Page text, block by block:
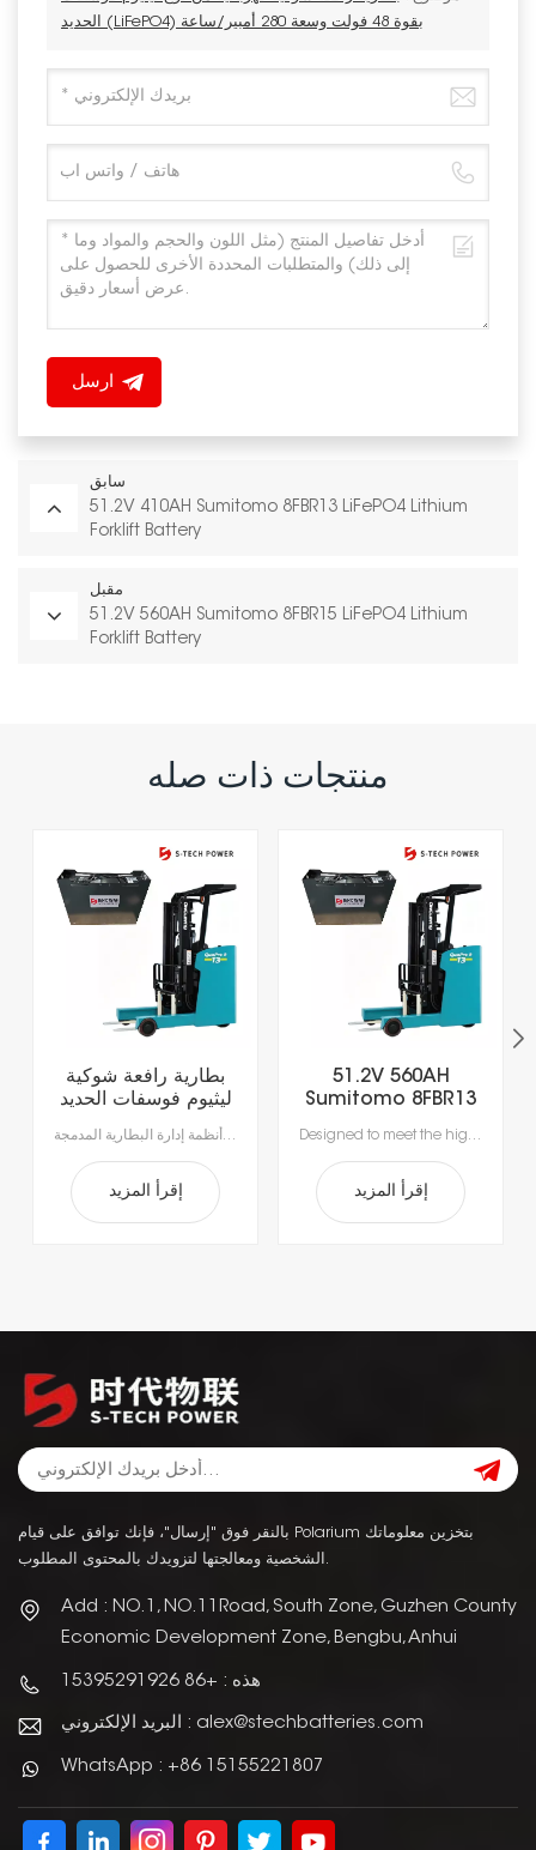
الحديد (LiFePO4) بقوة 48 فولت وسعة 280 أمبير/ساعة
ارسل
سابق
51.2V 410AH Sumitomo 8FBR13 LiFePO4 Lithium
Forklift Battery
مقبل
51.2V 560AH Sumitomo 8FBR15 LiFePO4 Lithium
Forklift Battery
منتجات ذات صله
بطارية رافعة شوكية
ليثيوم فوسفات الحديد
الشحن 48 فولت 410
أمبير/ساعة للعمليات
متعددة الورديات
بطاريات الليثيوم أيون المتطورة لدينا، مصممة خصيصاً لتلبية متطلبات مناولة المواد الحديثة.استمتع بإنتاجية لا مثيل لها مع الشحن السريع الذي يستغرق ساعة إلى ساعتين فقط، مما يتيح الشحن أثناء فترات الراحة ويقضي على وقت التوقف الطويل للاستبدال.بفضل أنظمة إدارة البطارية المدمجة (BMS) لتحقيق السلامة والأداء الأمثل وطول العمر، ستحصل على طاقة موثوقة أكثر ذكاءً وأمانًا.
إقرأ المزيد
51.2V 560AH
Sumitomo 8FBR13
Forklift Battery Designed to meet the high-intensity requirements of today’s material handling operations, our lithium-ion battery solutions set a new standard in reliability. Experience uninterrupted workflow with ultra-fast charging that fully restores power in just 1–2 hours, eliminating the need for battery swaps. Each unit is equipped with an advanced Battery Management System (BMS) to safeguard performance and longevity, ensuring your equipment runs safely and consistently shift after shift.
إقرأ المزيد
بالنقر فوق "إرسال"، فإنك توافق على قيام Polarium بتخزين معلوماتك
الشخصية ومعالجتها لتزويدك بالمحتوى المطلوب.
Add : NO.1, NO.11Road, South Zone, Guzhen County
Economic Development Zone, Bengbu, Anhui
هذه : +86 15395291926
البريد الإلكتروني : alex@stechbatteries.com
WhatsApp : +86 15155221807